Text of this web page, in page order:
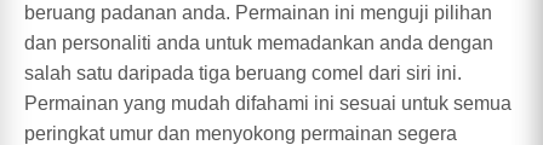
beruang padanan anda. Permainan ini menguji pilihan
dan personaliti anda untuk memadankan anda dengan
salah satu daripada tiga beruang comel dari siri ini.
Permainan yang mudah difahami ini sesuai untuk semua
peringkat umur dan menyokong permainan segera